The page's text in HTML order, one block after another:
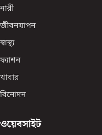
নারী
জীবনযাপন
স্বাস্থ্য
ফ্যাশন
খাবার
বিনোদন
ওয়েবসাইট